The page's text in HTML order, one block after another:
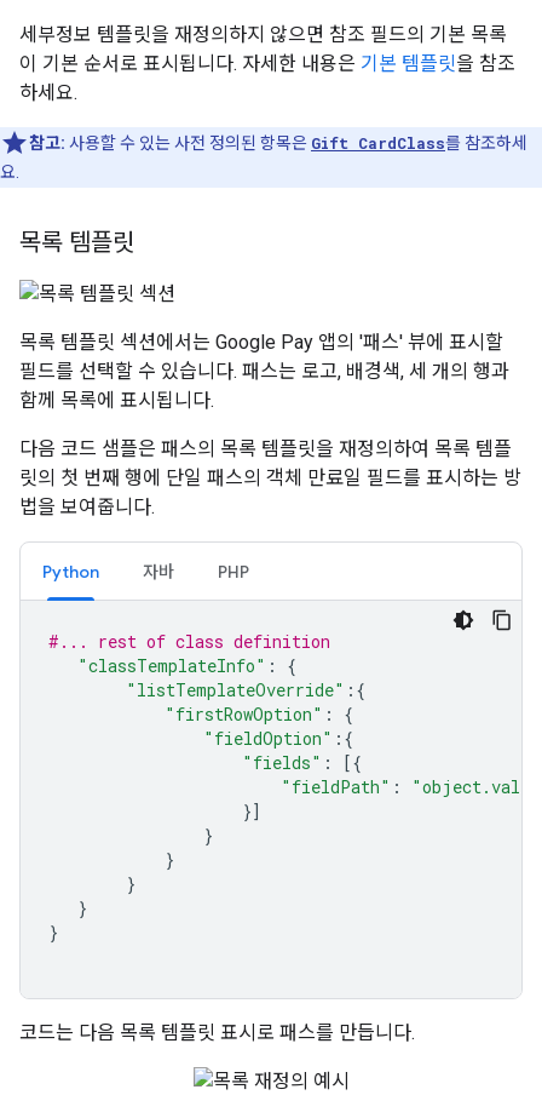
세부정보 템플릿을 재정의하지 않으면 참조 필드의 기본 목록
이 기본 순서로 표시됩니다. 자세한 내용은 기본 템플릿을 참조
하세요.
참고: 사용할 수 있는 사전 정의된 항목은 Gift CardClass를 참조하세
요.
목록 템플릿
목록 템플릿 섹션에서는 Google Pay 앱의 '패스' 뷰에 표시할
필드를 선택할 수 있습니다. 패스는 로고, 배경색, 세 개의 행과
함께 목록에 표시됩니다.
다음 코드 샘플은 패스의 목록 템플릿을 재정의하여 목록 템플
릿의 첫 번째 행에 단일 패스의 객체 만료일 필드를 표시하는 방
법을 보여줍니다.
Python 자바 PHP
#... rest of class definition
"classTemplateInfo" :
{
"listTemplateOverride" :{
"firstRowOption" :
{
"fieldOption" :{
"fields" :
[{
"fieldPath" :
}]
}
}
}
}
}
코드는 다음 목록 템플릿 표시로 패스를 만듭니다.